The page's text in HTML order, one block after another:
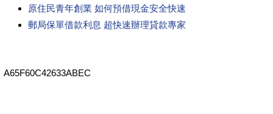
原住民青年創業 如何預借現金安全快速
郵局保單借款利息 超快速辦理貸款專家
A65F60C42633ABEC